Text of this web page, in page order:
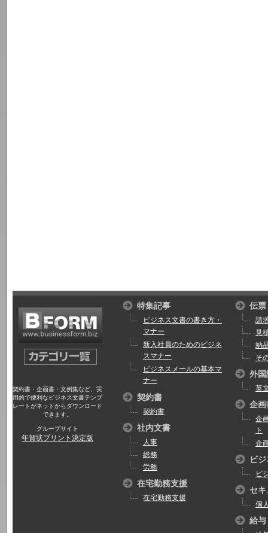
契約書・企画書・文例集など、実
用的で便利なビジネス文書テンプ
レートがネットからダウンロード
できます。
グループサイト
年賀状プリント決定版
特集記事
ビジネス文書の書き方・
マナー
新入社員のためのビジネ
スマナー
ビジネスメールの基本マ
ナー
契約書
契約書
社内文書
人事
総務
労務
在宅勤務支援
在宅勤務支援
伝票
請
見
納
そ
外国
英
企画
企
ト
企
ビ
ビ
セ
個
給与